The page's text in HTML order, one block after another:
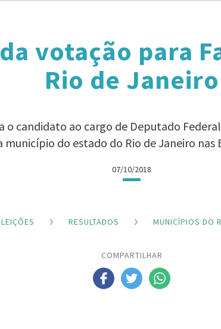
votação para
Rio de Janeiro
candidato ao cargo de Deputado
município do estado do Rio de Janeiro nas
07/10/2018
RESULTADOS MUNICÍPIOS DO
COMPARTILHAR